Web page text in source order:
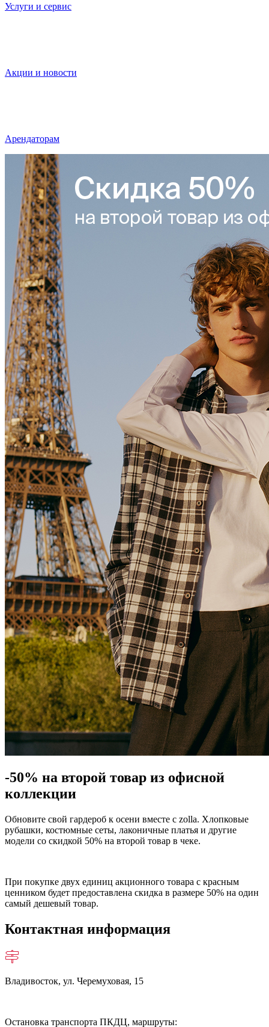
Услуги и сервис
Акции и новости
Арендаторам
-50% на второй товар из офисной
коллекции
Обновите свой гардероб к осени вместе с zolla. Хлопковые
рубашки, костюмные сеты, лаконичные платья и другие
модели со скидкой 50% на второй товар в чеке.
При покупке двух единиц акционного товара с красным
ценником будет предоставлена скидка в размере 50% на один
самый дешевый товар.
Контактная информация
Владивосток, ул. Черемуховая, 15
Остановка транспорта ПКДЦ, маршруты: